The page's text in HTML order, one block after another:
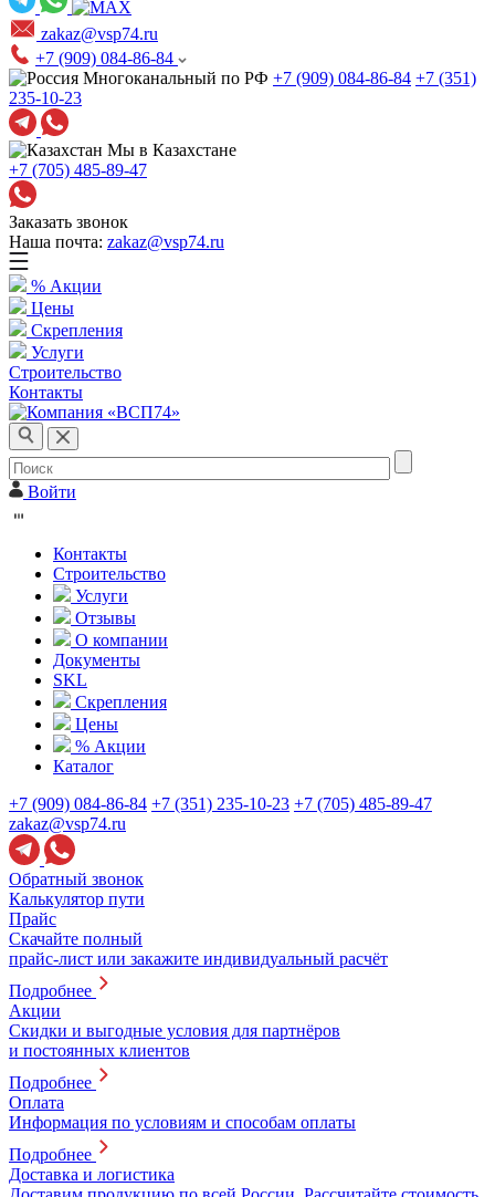
zakaz@vsp74.ru
+7 (909) 084-86-84
Многоканальный по РФ +7 (909) 084-86-84 +7 (351)
235-10-23
Мы в Казахстане
+7 (705) 485-89-47
Заказать звонок
Наша почта: zakaz@vsp74.ru
% Акции
Цены
Скрепления
Услуги
Строительство
Контакты
Войти
Контакты
Строительство
Услуги
Отзывы
О компании
Документы
SKL
Скрепления
Цены
% Акции
Каталог
+7 (909) 084-86-84 +7 (351) 235-10-23 +7 (705) 485-89-47
zakaz@vsp74.ru
Обратный звонок
Калькулятор пути
Прайс
Скачайте полный
прайс-лист или закажите индивидуальный расчёт
Подробнее
Акции
Скидки и выгодные условия для партнёров
и постоянных клиентов
Подробнее
Оплата
Информация по условиям и способам оплаты
Подробнее
Доставка и логистика